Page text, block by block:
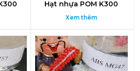
Hạt nhựa POM K300
Xem thêm